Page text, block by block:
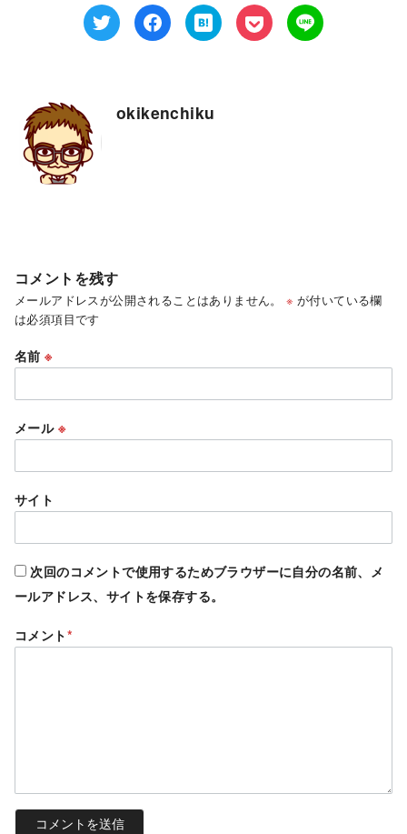
okikenchiku
コメントを残す
メールアドレスが公開されることはありません。 ※ が付いている欄
は必須項目です
名前※
メール ※
サイト
次回のコメントで使用するためブラウザーに自分の名前、メ
ールアドレス、サイトを保存する。
コメント*